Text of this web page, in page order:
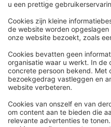
Snel naar
Nieuws
Whitepapers
Webinars
Word lid
Contact
Volg Ons